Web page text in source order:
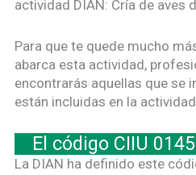
actividad DIAN: Cría de aves
Para que te quede mucho
abarca esta actividad,
encontrarás aquellas que se
están incluidas en la
El código CIIU
La DIAN ha definido este